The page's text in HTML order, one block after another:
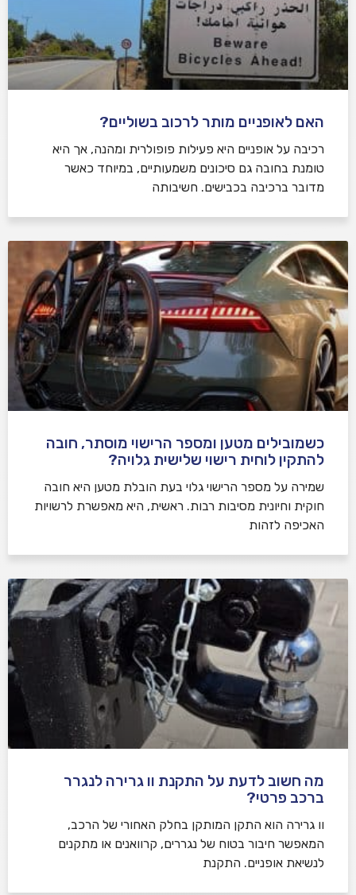
האם לאופניים מותר לרכוב בשוליים?
רכיבה על אופניים היא פעילות פופולרית ומהנה, אך היא
טומנת בחובה גם סיכונים משמעותיים, במיוחד כאשר
מדובר ברכיבה בכבישים. חשיבותה
כשמובילים מטען ומספר הרישוי מוסתר, חובה
להתקין לוחית רישוי שלישית גלויה?
שמירה על מספר הרישוי גלוי בעת הובלת מטען היא חובה
חוקית וחיונית מסיבות רבות. ראשית, היא מאפשרת לרשויות
האכיפה לזהות
מה חשוב לדעת על התקנת וו גרירה לנגרר
ברכב פרטי?
וו גרירה הוא התקן המותקן בחלק האחורי של הרכב,
המאפשר חיבור בטוח של נגררים, קרוואנים או מתקנים
לנשיאת אופניים. התקנת